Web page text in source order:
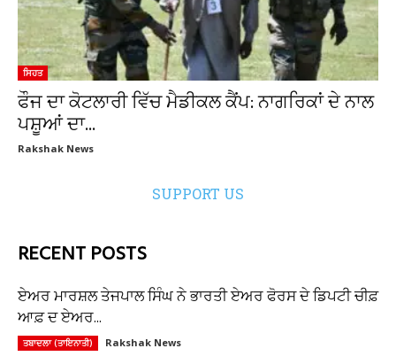
ਸਿਹਤ
ਫੌਜ ਦਾ ਕੋਟਲਾਰੀ ਵਿੱਚ ਮੈਡੀਕਲ ਕੈਂਪ: ਨਾਗਰਿਕਾਂ ਦੇ ਨਾਲ
ਪਸ਼ੂਆਂ ਦਾ...
Rakshak News
SUPPORT US
RECENT POSTS
ਏਅਰ ਮਾਰਸ਼ਲ ਤੇਜਪਾਲ ਸਿੰਘ ਨੇ ਭਾਰਤੀ ਏਅਰ ਫੋਰਸ ਦੇ ਡਿਪਟੀ ਚੀਫ਼
ਆਫ਼ ਦ ਏਅਰ...
ਤਬਾਦਲਾ (ਤਾਇਨਾਤੀ) Rakshak News